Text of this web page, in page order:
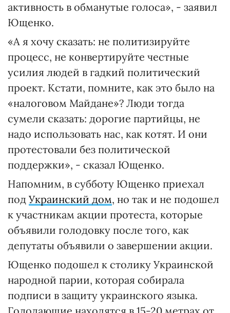
активность в обманутые голоса», - заявил
Ющенко.
«А я хочу сказать: не политизируйте
процесс, не конвертируйте честные
усилия людей в гадкий политический
проект. Кстати, помните, как это было на
«налоговом Майдане»? Люди тогда
сумели сказать: дорогие партийцы, не
надо использовать нас, как котят. И они
протестовали без политической
поддержки», - сказал Ющенко.
Напомним, в субботу Ющенко приехал
под Украинский дом, но так и не подошел
к участникам акции протеста, которые
объявили голодовку после того, как
депутаты объявили о завершении акции.
Ющенко подошел к столику Украинской
народной парии, которая собирала
подписи в защиту украинского языка.